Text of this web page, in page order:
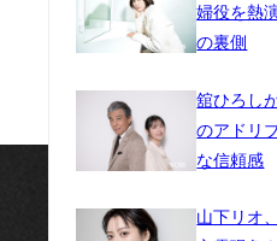
婦役を熱
の裏側
舘ひろし
のアドリ
な信頼感
山下リオ